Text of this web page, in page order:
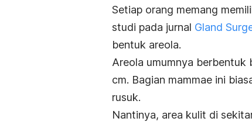
Setiap orang memang
studi pada jurnal Gland
bentuk areola.
Areola umumnya
cm. Bagian mammae ini
rusuk.
Nantinya, area kulit di